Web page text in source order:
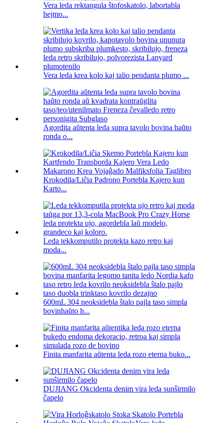
Vera leda rektangula ŝtofoskatolo, labortabla
hejmo...
Vera leda krea kolo kaj talio pendanta plumo ...
Agordita aŭtenta leda supra tavolo bovina haŭto
ronda o...
Krokodila/Liĉia Padrono Portebla Kajero kun
Karto...
Leda tekkomputilo protekta kazo retro kaj
moda...
600mL 304 neoksidebla ŝtalo pajla taso simpla
bovinhaŭto h...
Finita manfarita aŭtenta leda rozo eterna buko...
DUJIANG Okcidenta denim vira leda sunŝirmilo
ĉapelo